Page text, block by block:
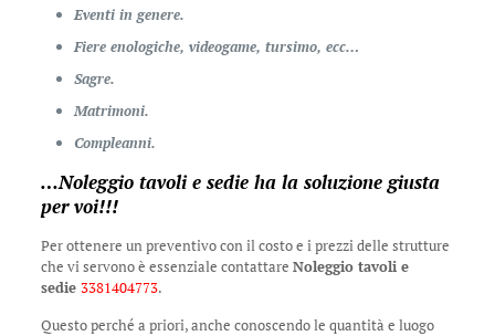
Eventi in genere.
Fiere enologiche, videogame, tursimo, ecc…
Sagre.
Matrimoni.
Compleanni.
…Noleggio tavoli e sedie ha la soluzione giusta
per voi!!!
Per ottenere un preventivo con il costo e i prezzi delle strutture
che vi servono è essenziale contattare Noleggio tavoli e
sedie 3381404773.
Questo perché a priori, anche conoscendo le quantità e luogo